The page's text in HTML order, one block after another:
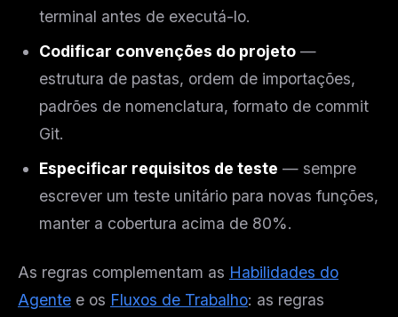
terminal antes de executá-lo.
Codificar convenções do projeto —
estrutura de pastas, ordem de importações,
padrões de nomenclatura, formato de commit
Git.
Especificar requisitos de teste — sempre
escrever um teste unitário para novas funções,
manter a cobertura acima de 80%.
As regras complementam as Habilidades do
Agente e os Fluxos de Trabalho: as regras